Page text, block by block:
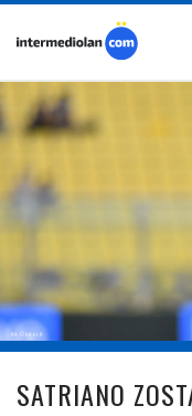
fot. © inter.it
SATRIANO